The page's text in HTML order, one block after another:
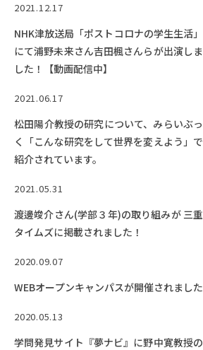
2021.12.17
NHK津放送局「ポストコロナの学生生活」
にて浦野未来さん吉田楓さんらが出演しま
した！【動画配信中】
2021.06.17
松田陽介教授の研究について、みらいぶっ
く「こんな研究をして世界を変えよう」で
紹介されています。
2021.05.31
渡邊竣介さん(学部３年)の取り組みが 三重
タイムズに掲載されました！
2020.09.07
WEBオープンキャンパスが開催されました
2020.05.13
学問発見サイト『夢ナビ』に野中寛教授の